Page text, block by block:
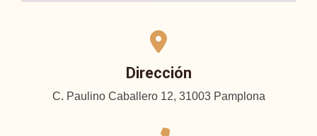
Dirección
C. Paulino Caballero 12, 31003 Pamplona